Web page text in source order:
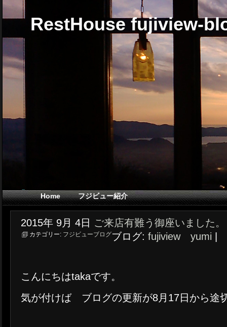
RestHouse fujiview-
Home フジビュー紹介
2015年 9月 4日 ご来店有難う御座いました。
ブログ: fujiview yumi
カテゴリー: フジビューブログ
こんにちはtakaです。
気が付けば ブログの更新が8月17日から途